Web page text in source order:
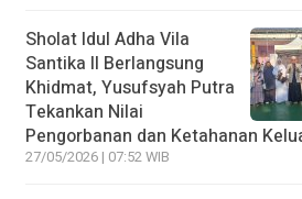
Sholat Idul Adha Vila
Santika II Berlangsung
Khidmat, Yusufsyah Putra
Tekankan Nilai
Pengorbanan dan Ketahanan
27/05/2026 | 07:52 WIB